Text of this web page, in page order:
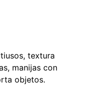
textura
manijas con
objetos.
Empaquetadura 1/